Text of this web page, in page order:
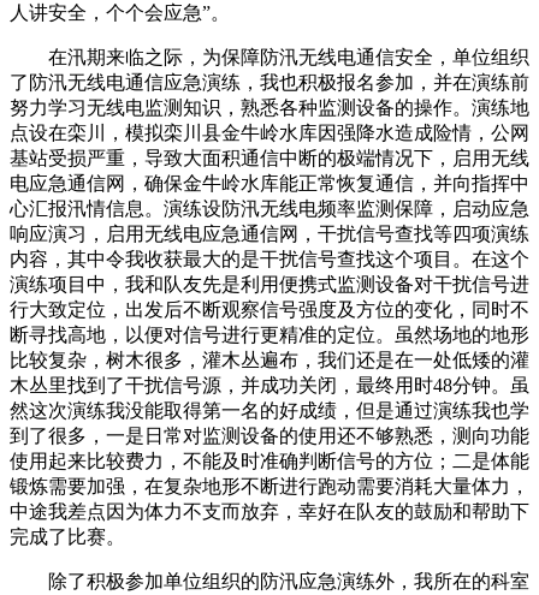
人讲安全，个个会应急”。
在汛期来临之际，为保障防汛无线电通信安全，单位组织
了防汛无线电通信应急演练，我也积极报名参加，并在演练前
努力学习无线电监测知识，熟悉各种监测设备的操作。演练地
点设在栾川，模拟栾川县金牛岭水库因强降水造成险情，公网
基站受损严重，导致大面积通信中断的极端情况下，启用无线
电应急通信网，确保金牛岭水库能正常恢复通信，并向指挥中
心汇报汛情信息。演练设防汛无线电频率监测保障，启动应急
响应演习，启用无线电应急通信网，干扰信号查找等四项演练
内容，其中令我收获最大的是干扰信号查找这个项目。在这个
演练项目中，我和队友先是利用便携式监测设备对干扰信号进
行大致定位，出发后不断观察信号强度及方位的变化，同时不
断寻找高地，以便对信号进行更精准的定位。虽然场地的地形
比较复杂，树木很多，灌木丛遍布，我们还是在一处低矮的灌
木丛里找到了干扰信号源，并成功关闭，最终用时48分钟。虽
然这次演练我没能取得第一名的好成绩，但是通过演练我也学
到了很多，一是日常对监测设备的使用还不够熟悉，测向功能
使用起来比较费力，不能及时准确判断信号的方位；二是体能
锻炼需要加强，在复杂地形不断进行跑动需要消耗大量体力，
中途我差点因为体力不支而放弃，幸好在队友的鼓励和帮助下
完成了比赛。
除了积极参加单位组织的防汛应急演练外，我所在的科室